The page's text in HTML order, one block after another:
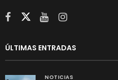
ÚLTIMAS ENTRADAS
NOTICIAS